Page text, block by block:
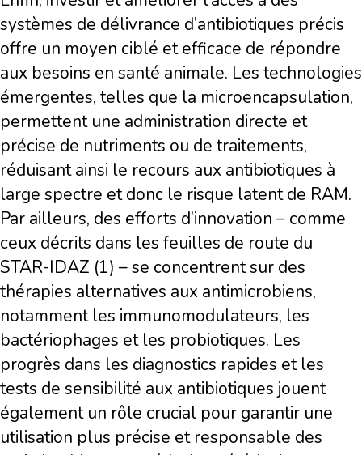
systèmes de délivrance d’antibiotiques précis
offre un moyen ciblé et efficace de répondre
aux besoins en santé animale. Les technologies
émergentes, telles que la microencapsulation,
permettent une administration directe et
précise de nutriments ou de traitements,
réduisant ainsi le recours aux antibiotiques à
large spectre et donc le risque latent de RAM.
Par ailleurs, des efforts d’innovation – comme
ceux décrits dans les feuilles de route du
STAR-IDAZ (1) – se concentrent sur des
thérapies alternatives aux antimicrobiens,
notamment les immunomodulateurs, les
bactériophages et les probiotiques. Les
progrès dans les diagnostics rapides et les
tests de sensibilité aux antibiotiques jouent
également un rôle crucial pour garantir une
utilisation plus précise et responsable des